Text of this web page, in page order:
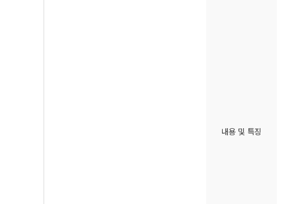
내용 및 특징